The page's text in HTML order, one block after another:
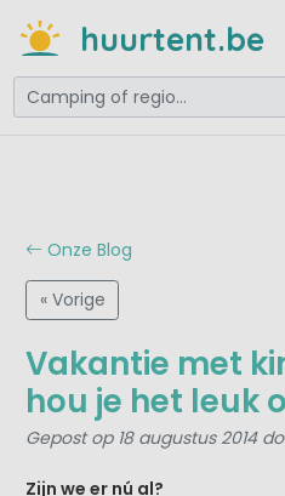
huurtent.be
Onze Blog
« Vorige
Vakantie met
hou je het leuk
Gepost op 18 augustus 2014
Zijn we er nú al?